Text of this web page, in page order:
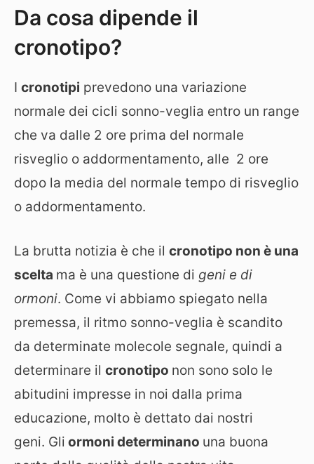
Da cosa dipende il
cronotipo?
I cronotipi prevedono una variazione
normale dei cicli sonno-veglia entro un range
che va dalle 2 ore prima del normale
risveglio o addormentamento, alle 2 ore
dopo la media del normale tempo di risveglio
o addormentamento.
La brutta notizia è che il cronotipo non è una
scelta ma è una questione di geni e di
ormoni. Come vi abbiamo spiegato nella
premessa, il ritmo sonno-veglia è scandito
da determinate molecole segnale, quindi a
determinare il cronotipo non sono solo le
abitudini impresse in noi dalla prima
educazione, molto è dettato dai nostri
geni. Gli ormoni determinano una buona